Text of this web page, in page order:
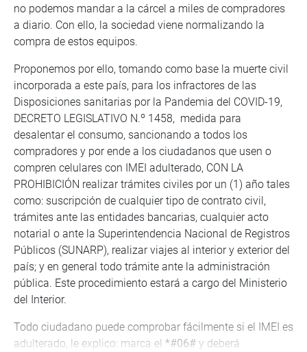
no podemos mandar a la cárcel a miles de compradores
a diario. Con ello, la sociedad viene normalizando la
compra de estos equipos.
Proponemos por ello, tomando como base la muerte civil
incorporada a este país, para los infractores de las
Disposiciones sanitarias por la Pandemia del COVID-19,
DECRETO LEGISLATIVO N.º 1458, medida para
desalentar el consumo, sancionando a todos los
compradores y por ende a los ciudadanos que usen o
compren celulares con IMEI adulterado, CON LA
PROHIBICIÓN realizar trámites civiles por un (1) año tales
como: suscripción de cualquier tipo de contrato civil,
trámites ante las entidades bancarias, cualquier acto
notarial o ante la Superintendencia Nacional de Registros
Públicos (SUNARP), realizar viajes al interior y exterior del
país; y en general todo trámite ante la administración
pública. Este procedimiento estará a cargo del Ministerio
del Interior.
Todo ciudadano puede comprobar fácilmente si el IMEI es
adulterado, le explico: marca el *#06# y deberá